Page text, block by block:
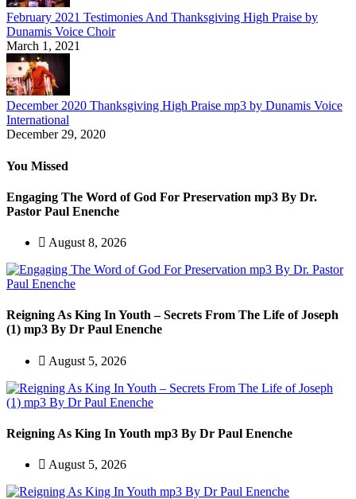
February 2021 Testimonies And Thanksgiving High Praise by
Dunamis Voice Choir
March 1, 2021
December 2020 Thanksgiving High Praise mp3 by Dunamis Voice
International
December 29, 2020
You Missed
Engaging The Word of God For Preservation mp3 By Dr.
Pastor Paul Enenche
August 8, 2026
Reigning As King In Youth – Secrets From The Life of Joseph
(1) mp3 By Dr Paul Enenche
August 5, 2026
Reigning As King In Youth mp3 By Dr Paul Enenche
August 5, 2026